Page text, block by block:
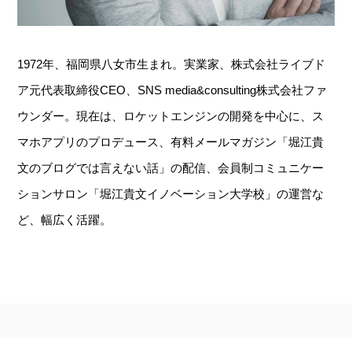
1972年、福岡県八女市生まれ。実業家、株式会社ライブド
ア元代表取締役CEO、SNS media&consulting株式会社ファ
ウンダー。現在は、ロケットエンジンの開発を中心に、ス
マホアプリのプロデュース、有料メールマガジン「堀江貴
文のブログでは言えない話」の配信、会員制コミュニケー
ションサロン「堀江貴文イノベーション大学校」の運営な
ど、幅広く活躍。